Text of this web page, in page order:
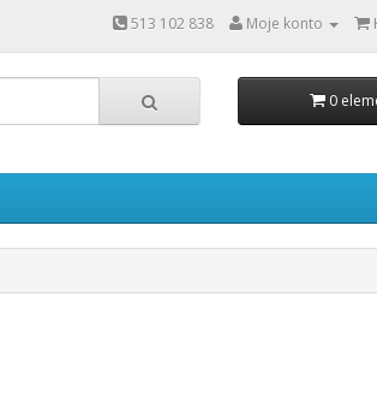
513 102 838 Moje konto
0